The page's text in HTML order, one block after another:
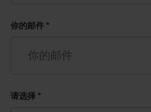
你的邮件 *
请选择 *